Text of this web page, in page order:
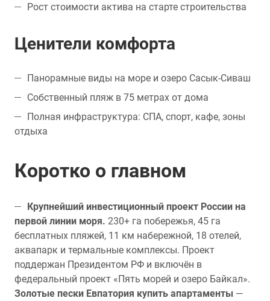
Рост стоимости актива на старте строительства
Ценители комфорта
Панорамные виды на море и озеро Сасык-Сиваш
Собственный пляж в 75 метрах от дома
Полная инфраструктура: СПА, спорт, кафе, зоны
отдыха
Коротко о главном
Крупнейший инвестиционный проект России на
первой линии моря. 230+ га побережья, 45 га
бесплатных пляжей, 11 км набережной, 18 отелей,
аквапарк и термальные комплексы. Проект
поддержан Президентом РФ и включён в
федеральный проект «Пять морей и озеро Байкал».
Золотые пески Евпатория купить апартаменты —